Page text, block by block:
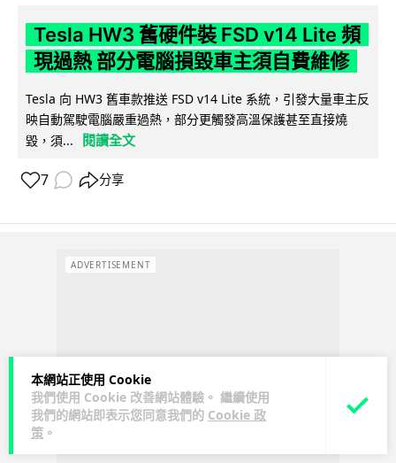
本網站正使用 Cookie
我們使用 Cookie 改善網站體驗。 繼續使用
我們的網站即表示您同意我們的 Cookie 政
策 。
Tesla HW3 舊硬件裝 FSD v14 Lite 頻
現過熱 部分電腦損毀車主須自費維修
Tesla 向 HW3 舊車款推送 FSD v14 Lite 系統，引發大量車主反
映自動駕駛電腦嚴重過熱，部分更觸發高溫保護甚至直接燒
毀，須...
閱讀全文
7 分享
ADVERTISEMENT